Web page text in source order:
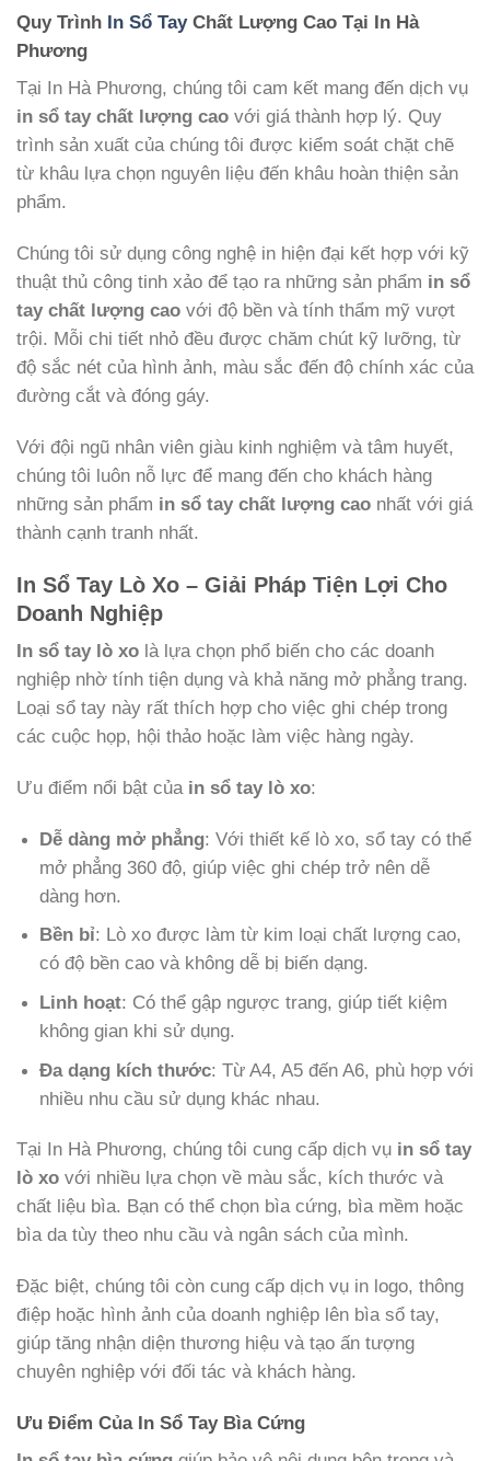
Quy Trình In Sổ TayChất Lượng Cao Tại In Hà
Phương
Tại In Hà Phương, chúng tôi cam kết mang đến dịch vụ
in sổ tay chất lượng cao với giá thành hợp lý. Quy
trình sản xuất của chúng tôi được kiểm soát chặt chẽ
từ khâu lựa chọn nguyên liệu đến khâu hoàn thiện sản
phẩm.
Chúng tôi sử dụng công nghệ in hiện đại kết hợp với kỹ
thuật thủ công tinh xảo để tạo ra những sản phẩm in sổ
tay chất lượng cao với độ bền và tính thẩm mỹ vượt
trội. Mỗi chi tiết nhỏ đều được chăm chút kỹ lưỡng, từ
độ sắc nét của hình ảnh, màu sắc đến độ chính xác của
đường cắt và đóng gáy.
Với đội ngũ nhân viên giàu kinh nghiệm và tâm huyết,
chúng tôi luôn nỗ lực để mang đến cho khách hàng
những sản phẩm in sổ tay chất lượng cao nhất với giá
thành cạnh tranh nhất.
In Sổ Tay Lò Xo – Giải Pháp Tiện Lợi Cho
Doanh Nghiệp
In sổ tay lò xo là lựa chọn phổ biến cho các doanh
nghiệp nhờ tính tiện dụng và khả năng mở phẳng trang.
Loại sổ tay này rất thích hợp cho việc ghi chép trong
các cuộc họp, hội thảo hoặc làm việc hàng ngày.
Ưu điểm nổi bật của in sổ tay lò xo:
Dễ dàng mở phẳng: Với thiết kế lò xo, sổ tay có thể
mở phẳng 360 độ, giúp việc ghi chép trở nên dễ
dàng hơn.
Bền bỉ: Lò xo được làm từ kim loại chất lượng cao,
có độ bền cao và không dễ bị biến dạng.
Linh hoạt: Có thể gập ngược trang, giúp tiết kiệm
không gian khi sử dụng.
Đa dạng kích thước: Từ A4, A5 đến A6, phù hợp với
nhiều nhu cầu sử dụng khác nhau.
Tại In Hà Phương, chúng tôi cung cấp dịch vụ in sổ tay
lò xo với nhiều lựa chọn về màu sắc, kích thước và
chất liệu bìa. Bạn có thể chọn bìa cứng, bìa mềm hoặc
bìa da tùy theo nhu cầu và ngân sách của mình.
Đặc biệt, chúng tôi còn cung cấp dịch vụ in logo, thông
điệp hoặc hình ảnh của doanh nghiệp lên bìa sổ tay,
giúp tăng nhận diện thương hiệu và tạo ấn tượng
chuyên nghiệp với đối tác và khách hàng.
Ưu Điểm Của In Sổ Tay Bìa Cứng